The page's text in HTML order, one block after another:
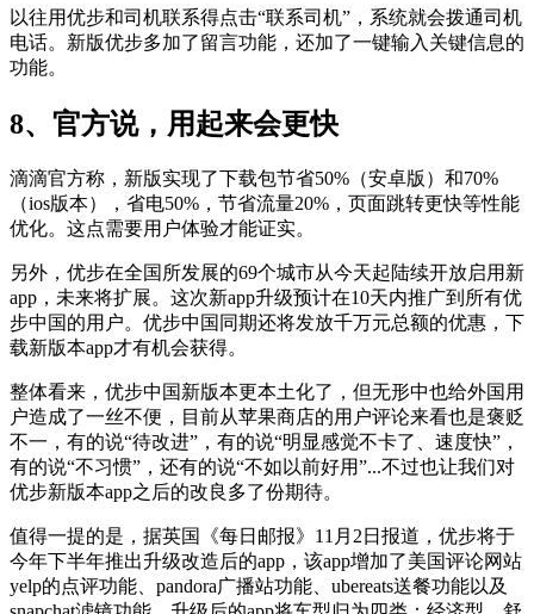
以往用优步和司机联系得点击“联系司机”，系统就会拨通司机
电话。新版优步多加了留言功能，还加了一键输入关键信息的
功能。
8、官方说，用起来会更快
滴滴官方称，新版实现了下载包节省50%（安卓版）和70%
（ios版本），省电50%，节省流量20%，页面跳转更快等性能
优化。这点需要用户体验才能证实。
另外，优步在全国所发展的69个城市从今天起陆续开放启用新
app，未来将扩展。这次新app升级预计在10天内推广到所有优
步中国的用户。优步中国同期还将发放千万元总额的优惠，下
载新版本app才有机会获得。
整体看来，优步中国新版本更本土化了，但无形中也给外国用
户造成了一丝不便，目前从苹果商店的用户评论来看也是褒贬
不一，有的说“待改进”，有的说“明显感觉不卡了、速度快”，
有的说“不习惯”，还有的说“不如以前好用”...不过也让我们对
优步新版本app之后的改良多了份期待。
值得一提的是，据英国《每日邮报》11月2日报道，优步将于
今年下半年推出升级改造后的app，该app增加了美国评论网站
yelp的点评功能、pandora广播站功能、ubereats送餐功能以及